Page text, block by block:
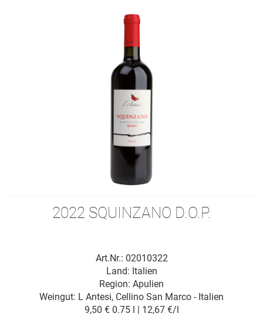
2022 SQUINZANO D.O.P.
Art.Nr.: 02010322
Weingut: L Antesi, Cellino San Marco - Italien
Land: Italien
Region: Apulien
9,50 € 0.75 l | 12,67 €/l